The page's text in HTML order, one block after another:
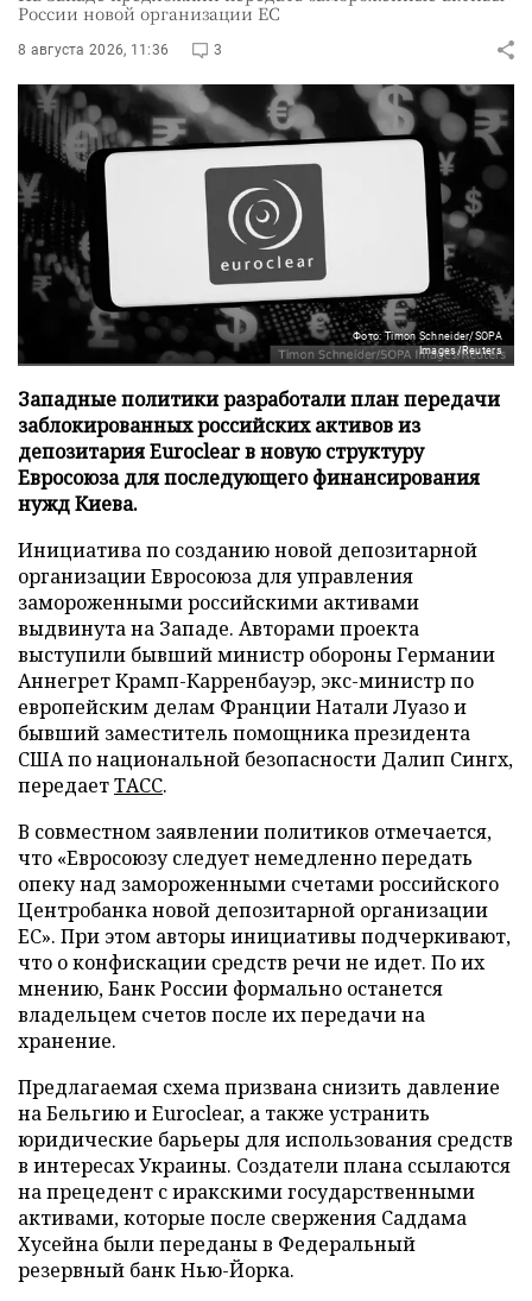
России новой организации ЕС
8 августа 2026, 11:36 3
Фото: Timon Schneider/SOPA
Images/Reuters
Западные политики разработали план передачи
заблокированных российских активов из
депозитария Euroclear в новую структуру
Евросоюза для последующего финансирования
нужд Киева.
Инициатива по созданию новой депозитарной
организации Евросоюза для управления
замороженными российскими активами
выдвинута на Западе. Авторами проекта
выступили бывший министр обороны Германии
Аннегрет Крамп-Карренбауэр, экс-министр по
европейским делам Франции Натали Луазо и
бывший заместитель помощника президента
США по национальной безопасности Далип Сингх,
передаетТАСС.
В совместном заявлении политиков отмечается,
что «Евросоюзу следует немедленно передать
опеку над замороженными счетами российского
Центробанка новой депозитарной организации
ЕС». При этом авторы инициативы подчеркивают,
что о конфискации средств речи не идет. По их
мнению, Банк России формально останется
владельцем счетов после их передачи на
хранение.
Предлагаемая схема призвана снизить давление
на Бельгию и Euroclear, а также устранить
юридические барьеры для использования средств
в интересах Украины. Создатели плана ссылаются
на прецедент с иракскими государственными
активами, которые после свержения Саддама
Хусейна были переданы в Федеральный
резервный банк Нью-Йорка.